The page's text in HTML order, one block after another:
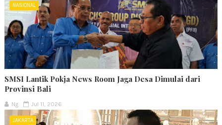
NASIONAL
SMSI Lantik Pokja News Room Jaga Desa Dimulai dari
Provinsi Bali
Ng Jul 11, 2026
JAKARTA